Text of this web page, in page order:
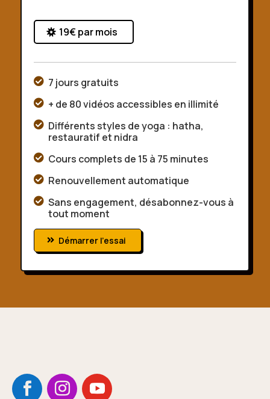
19€ par mois
 7 jours gratuits
 + de 80 vidéos accessibles en illimité
 Différents styles de yoga : hatha,
restauratif et nidra
 Cours complets de 15 à 75 minutes
 Renouvellement automatique
 Sans engagement, désabonnez-vous à
tout moment
Démarrer l'essai